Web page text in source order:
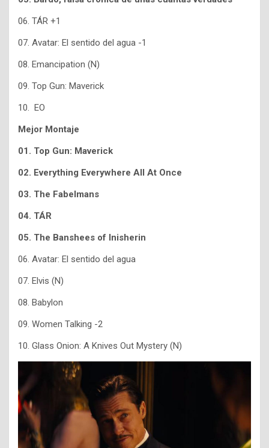
06. TÁR +1
07. Avatar: El sentido del agua -1
08. Emancipation (N)
09. Top Gun: Maverick
10. EO
Mejor Montaje
01. Top Gun: Maverick
02. Everything Everywhere All At Once
03. The Fabelmans
04. TÁR
05. The Banshees of Inisherin
06. Avatar: El sentido del agua
07. Elvis (N)
08. Babylon
09. Women Talking -2
10. Glass Onion: A Knives Out Mystery (N)